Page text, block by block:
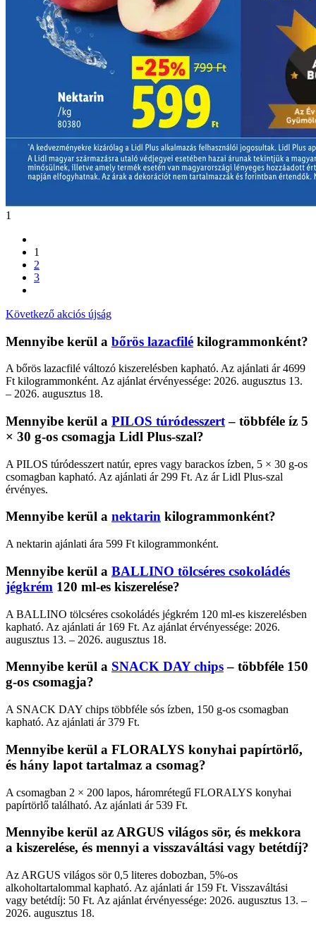
1
1
2
3
Következő akciós újság
Mennyibe kerül a bőrös lazacfilé kilogrammonként?
A bőrös lazacfilé változó kiszerelésben kapható. Az ajánlati ár 4699
Ft kilogrammonként. Az ajánlat érvényessége: 2026. augusztus 13.
– 2026. augusztus 18.
Mennyibe kerül a PILOS túródesszert– többféle íz 5
× 30 g-os csomagja Lidl Plus-szal?
A PILOS túródesszert natúr, epres vagy barackos ízben, 5 × 30 g-os
csomagban kapható. Az ajánlati ár 299 Ft. Az ár Lidl Plus-szal
érvényes.
Mennyibe kerül a nektarin kilogrammonként?
A nektarin ajánlati ára 599 Ft kilogrammonként.
Mennyibe kerül a BALLINO tölcséres csokoládés
jégkrém 120 ml-es kiszerelése?
A BALLINO tölcséres csokoládés jégkrém 120 ml-es kiszerelésben
kapható. Az ajánlati ár 169 Ft. Az ajánlat érvényessége: 2026.
augusztus 13. – 2026. augusztus 18.
Mennyibe kerül a SNACK DAY chips– többféle 150
g-os csomagja?
A SNACK DAY chips többféle sós ízben, 150 g-os csomagban
kapható. Az ajánlati ár 379 Ft.
Mennyibe kerül a FLORALYS konyhai papírtörlő,
és hány lapot tartalmaz a csomag?
A csomagban 2 × 200 lapos, háromrétegű FLORALYS konyhai
papírtörlő található. Az ajánlati ár 539 Ft.
Mennyibe kerül az ARGUS világos sör, és mekkora
a kiszerelése, és mennyi a visszaváltási vagy betétdíj?
Az ARGUS világos sör 0,5 literes dobozban, 5%-os
alkoholtartalommal kapható. Az ajánlati ár 159 Ft. Visszaváltási
vagy betétdíj: 50 Ft. Az ajánlat érvényessége: 2026. augusztus 13. –
2026. augusztus 18.